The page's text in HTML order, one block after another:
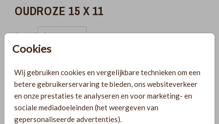
Cookies
Wij gebruiken cookies en vergelijkbare technieken om een
betere gebruikerservaring te bieden, ons websiteverkeer
en onze prestaties te analyseren en voor marketing- en
sociale mediadoeleinden (het weergeven van
gepersonaliseerde advertenties).
OUDROZE 15 X 11
Aantal x 1 Prijs:€ 0,45
Gratis verzending
Voor 18:00 uur besteld, morgen in huis!
Ruime keuze uit producten voor bij je kaartje